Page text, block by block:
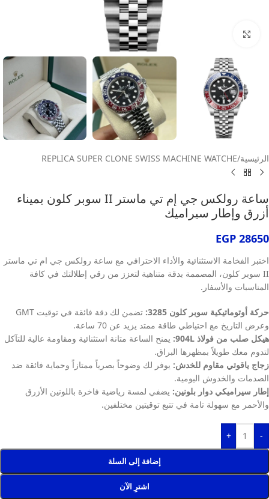
الرئيسية/
REPLICA SUPER CLONE SWISS MACHINE WATCHE
ساعة رولكس جي إم تي ماستر II سوبر كلون بميناء
أزرق وإطار سيراميك
EGP 28650
اختبر الفخامة الاستثنائية والأداء الاحترافي مع ساعة رولكس جي ام تي ماستر
II سوبر كلون، المصممة بدقة متناهية لتعزز من رقي إطلالتك في كافة
المناسبات والأسفار.
حركة أوتوماتيكية سوبر كلون 3285:
تضمن لك دقة فائقة في توقيت GMT
وعرض التاريخ مع احتياطي طاقة ممتد يزيد عن 70 ساعة.
هيكل صلب من فولاذ 904L:
يمنح الساعة متانة استثنائية ومقاومة عالية للتآكل
لتدوم معك طويلاً بمظهرها البراق.
زجاج ياقوتي مقاوم للخدش: يوفر لك وضوحاً بصرياً ممتازاً وحماية فائقة ضد
الصدمات والخدوش اليومية.
إطار سيراميكي دوار بلونين: يضفي لمسة رياضية فاخرة باللونين الأزرق
والأحمر مع سهولة تامة في تتبع توقيتين مختلفين.
-
+
إضافة إلى السلة
اشترِ الآن